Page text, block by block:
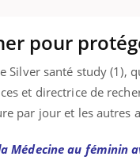
pour
Silver santé study (1),
et directrice de
par jour et les autres
Médecine au féminin
pour
mental ou
ce qui la rend
En